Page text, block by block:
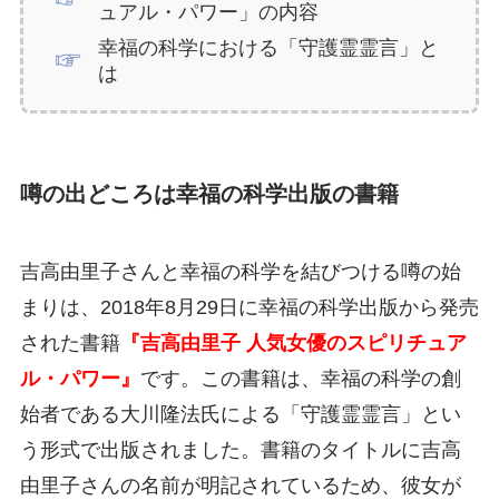
ュアル・パワー」の内容
幸福の科学における「守護霊霊言」と
は
噂の出どころは幸福の科学出版の書籍
吉高由里子さんと幸福の科学を結びつける噂の始
まりは、2018年8月29日に幸福の科学出版から発売
された書籍『吉高由里子 人気女優のスピリチュア
ル・パワー』 です。この書籍は、幸福の科学の創
始者である大川隆法氏による「守護霊霊言」とい
う形式で出版されました。書籍のタイトルに吉高
由里子さんの名前が明記されているため、彼女が